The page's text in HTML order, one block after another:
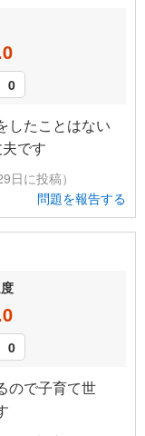
0
したことはない
です
に投稿）
問題を報告する
0
ので子育て世